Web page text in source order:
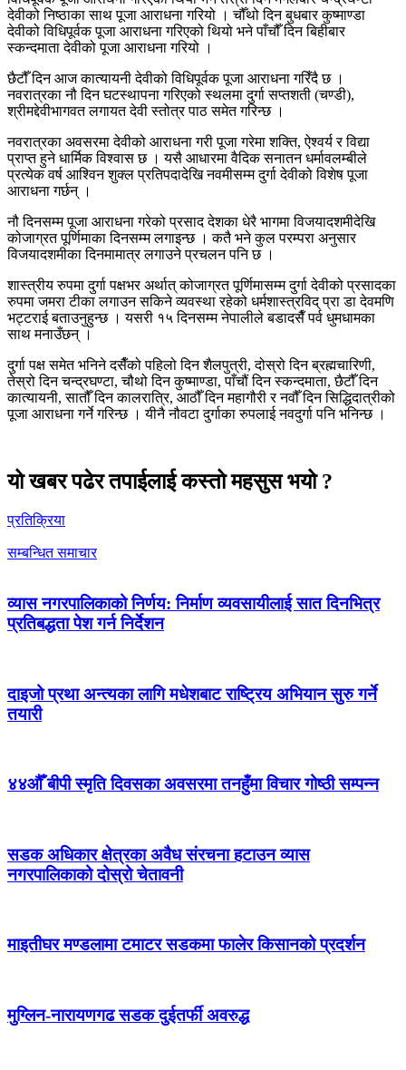
देवीको निष्ठाका साथ पूजा आराधना गरियो । चौँथो दिन बुधबार कुष्माण्डा
देवीको विधिपूर्वक पूजा आराधना गरिएको थियो भने पाँचौँ दिन बिहीबार
स्कन्दमाता देवीको पूजा आराधना गरियो ।
छैटौँ दिन आज कात्यायनी देवीको विधिपूर्वक पूजा आराधना गरिँदै छ ।
नवरात्रका नौ दिन घटस्थापना गरिएको स्थलमा दुर्गा सप्तशती (चण्डी),
श्रीमद्देवीभागवत लगायत देवी स्तोत्र पाठ समेत गरिन्छ ।
नवरात्रका अवसरमा देवीको आराधना गरी पूजा गरेमा शक्ति, ऐश्वर्य र विद्या
प्राप्त हुने धार्मिक विश्वास छ । यसै आधारमा वैदिक सनातन धर्मावलम्बीले
प्रत्येक वर्ष आश्विन शुक्ल प्रतिपदादेखि नवमीसम्म दुर्गा देवीको विशेष पूजा
आराधना गर्छन् ।
नौ दिनसम्म पूजा आराधना गरेको प्रसाद देशका धेरै भागमा विजयादशमीदेखि
कोजाग्रत पूर्णिमाका दिनसम्म लगाइन्छ । कतै भने कुल परम्परा अनुसार
विजयादशमीका दिनमामात्र लगाउने प्रचलन पनि छ ।
शास्त्रीय रुपमा दुर्गा पक्षभर अर्थात् कोजाग्रत पूर्णिमासम्म दुर्गा देवीको प्रसादका
रुपमा जमरा टीका लगाउन सकिने व्यवस्था रहेको धर्मशास्त्रविद् प्रा डा देवमणि
भट्टराई बताउनुहुन्छ । यसरी १५ दिनसम्म नेपालीले बडादसैँ पर्व धुमधामका
साथ मनाउँछन् ।
दुर्गा पक्ष समेत भनिने दसैँको पहिलो दिन शैलपुत्री, दोस्रो दिन ब्रह्मचारिणी,
तेस्रो दिन चन्द्रघण्टा, चौथो दिन कुष्माण्डा, पाँचौं दिन स्कन्दमाता, छैटौँ दिन
कात्यायनी, सातौँ दिन कालरात्रि, आठौँ दिन महागौरी र नवौँ दिन सिद्धिदात्रीको
पूजा आराधना गर्ने गरिन्छ । यीनै नौवटा दुर्गाका रुपलाई नवदुर्गा पनि भनिन्छ ।
यो खबर पढेर तपाईलाई कस्तो महसुस भयो ?
प्रतिक्रिया
सम्बन्धित समाचार
व्यास नगरपालिकाको निर्णय: निर्माण व्यवसायीलाई सात दिनभित्र
प्रतिबद्धता पेश गर्न निर्देशन
दाइजो प्रथा अन्त्यका लागि मधेशबाट राष्ट्रिय अभियान सुरु गर्ने
तयारी
४४औँ बीपी स्मृति दिवसका अवसरमा तनहुँमा विचार गोष्ठी सम्पन्न
सडक अधिकार क्षेत्रका अवैध संरचना हटाउन व्यास
नगरपालिकाको दोस्रो चेतावनी
माइतीघर मण्डलामा टमाटर सडकमा फालेर किसानको प्रदर्शन
मुग्लिन-नारायणगढ सडक दुईतर्फी अवरुद्ध